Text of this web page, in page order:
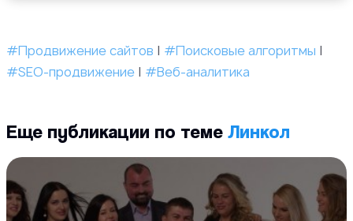
#Продвижение сайтов | #Поисковые алгоритмы |
#SEO-продвижение | #Веб-аналитика
Еще публикации по теме Линкол